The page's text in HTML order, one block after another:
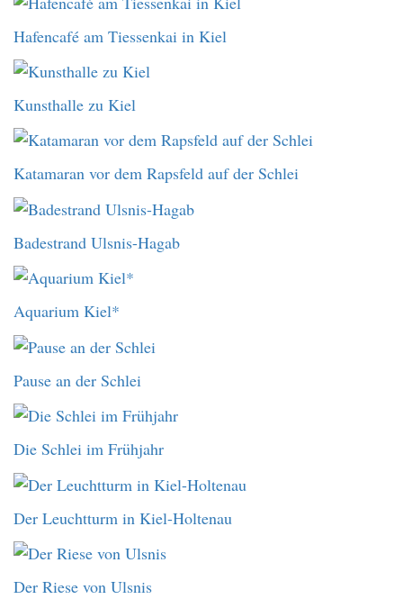
Hafencafé am Tiessenkai in Kiel
Kunsthalle zu Kiel
Katamaran vor dem Rapsfeld auf der Schlei
Badestrand Ulsnis-Hagab
Aquarium Kiel*
Pause an der Schlei
Die Schlei im Frühjahr
Der Leuchtturm in Kiel-Holtenau
Der Riese von Ulsnis